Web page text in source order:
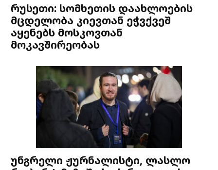
რუსეთი: სომხეთის დაახლოების
მცდელობა კიევთან ეჭვქვეშ
აყენებს მოსკოვთან
მოკავშირეობას
უნგრელი ჟურნალისტი, ლასლო